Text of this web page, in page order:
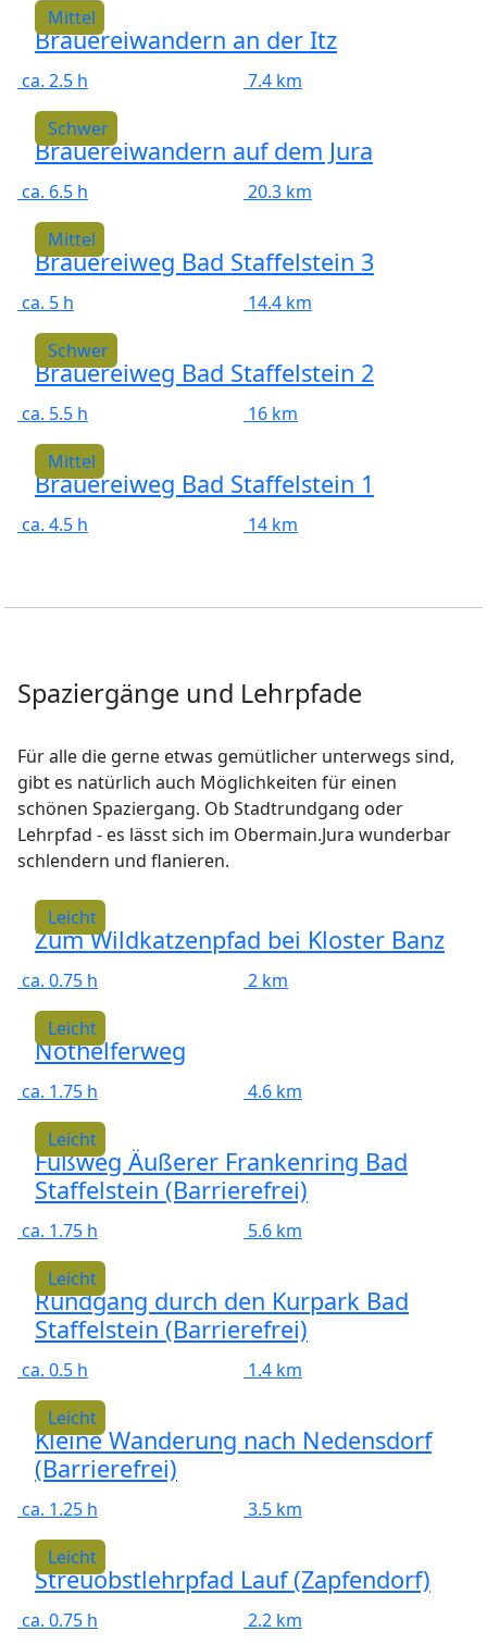
Mittel
Brauereiwandern an der Itz
ca. 2.5 h
7.4 km
Schwer
Brauereiwandern auf dem Jura
ca. 6.5 h
20.3 km
Mittel
Brauereiweg Bad Staffelstein 3
ca. 5 h
14.4 km
Schwer
Brauereiweg Bad Staffelstein 2
ca. 5.5 h
16 km
Mittel
Brauereiweg Bad Staffelstein 1
ca. 4.5 h 14 km
Spaziergänge und Lehrpfade
Für alle die gerne etwas gemütlicher unterwegs sind,
gibt es natürlich auch Möglichkeiten für einen
schönen Spaziergang. Ob Stadtrundgang oder
Lehrpfad - es lässt sich im Obermain.Jura wunderbar
schlendern und flanieren.
Leicht
Zum Wildkatzenpfad bei Kloster Banz
ca. 0.75 h
2 km
Leicht
Nothelferweg
ca. 1.75 h
4.6 km
Leicht
Fußweg Äußerer Frankenring Bad
Staffelstein (Barrierefrei)
ca. 1.75 h
5.6 km
Leicht
Rundgang durch den Kurpark Bad
Staffelstein (Barrierefrei)
ca. 0.5 h
1.4 km
Leicht
Kleine Wanderung nach Nedensdorf
(Barrierefrei)
ca. 1.25 h
3.5 km
Leicht
Streuobstlehrpfad Lauf (Zapfendorf)
ca. 0.75 h 2.2 km